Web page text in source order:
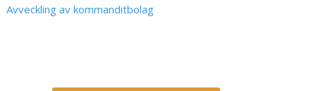
Avveckling av kommanditbolag